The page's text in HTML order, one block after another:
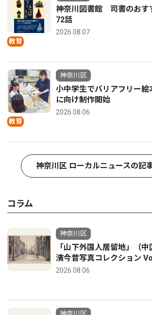
教育
神奈川図書館 司書のおす
72話
2026.08.07
教育
神奈川区
小中学生でバリアフリー
に向け制作開始
2026.08.06
神奈川区 ローカルニュースの記
コラム
神奈川区
「山下外国人居留地」（
濱今昔写真コレクション
2026.08.06